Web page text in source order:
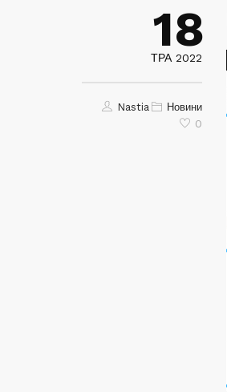
18
ТРА 2022
Nastia Новини
0